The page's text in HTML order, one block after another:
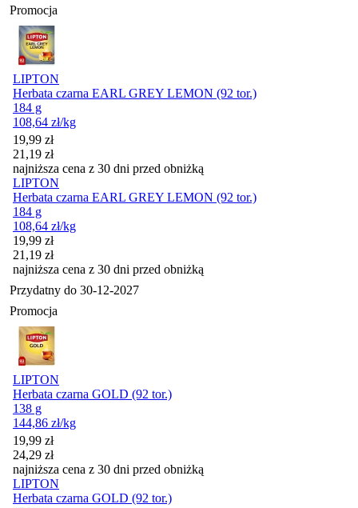
Promocja
LIPTON
Herbata czarna EARL GREY LEMON (92 tor.)
184 g
108,64 zł/kg
Cena promocyjna
19,99 zł
21,19 zł
najniższa cena z 30 dni przed obniżką
LIPTON
Herbata czarna EARL GREY LEMON (92 tor.)
184 g
108,64 zł/kg
Cena promocyjna
19,99 zł
21,19 zł
najniższa cena z 30 dni przed obniżką
Przydatny do 30-12-2027
Promocja
LIPTON
Herbata czarna GOLD (92 tor.)
138 g
144,86 zł/kg
Cena promocyjna
19,99 zł
24,29 zł
najniższa cena z 30 dni przed obniżką
LIPTON
Herbata czarna GOLD (92 tor.)